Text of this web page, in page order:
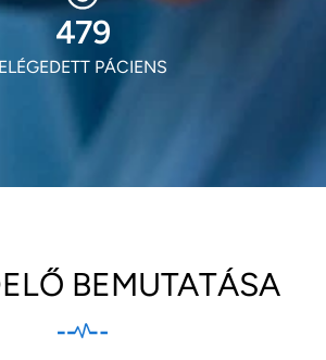
580
ELÉGEDETT PÁCIENS
BEMUTATÁSA